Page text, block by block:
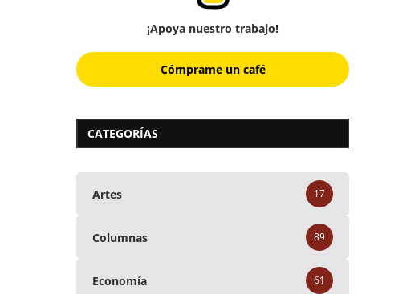
¡Apoya nuestro trabajo!
Cómprame un café
CATEGORÍAS
Artes 17
Columnas 89
Economía 61